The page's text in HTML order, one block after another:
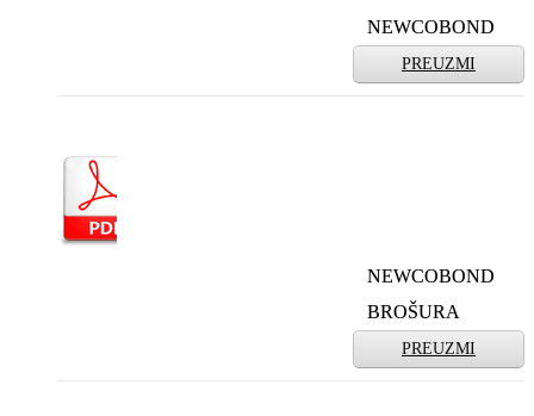
NEWCOBOND
PREUZMI
NEWCOBOND
BROŠURA
PREUZMI